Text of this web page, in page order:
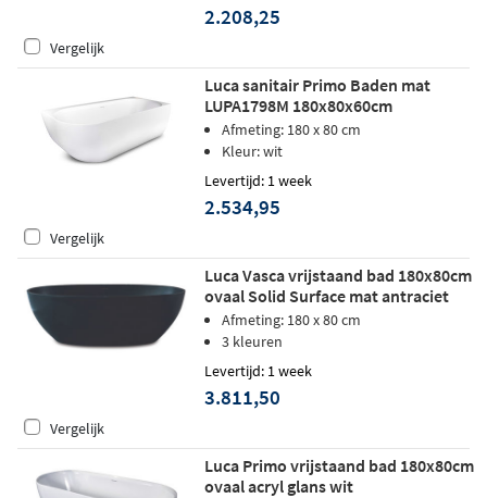
2.208,25
Vergelijk
Luca sanitair Primo Baden mat
LUPA1798M 180x80x60cm
Afmeting: 180 x 80 cm
Kleur: wit
Levertijd: 1 week
2.534,95
Vergelijk
Luca Vasca vrijstaand bad 180x80cm
ovaal Solid Surface mat antraciet
Afmeting: 180 x 80 cm
3 kleuren
Levertijd: 1 week
3.811,50
Vergelijk
Luca Primo vrijstaand bad 180x80cm
ovaal acryl glans wit